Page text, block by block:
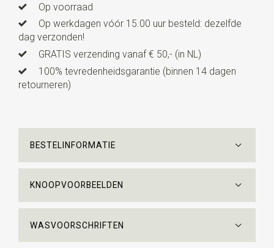
Op voorraad
Op werkdagen vóór 15.00 uur besteld: dezelfde
dag verzonden!
GRATIS verzending vanaf € 50,- (in NL)
100% tevredenheidsgarantie (binnen 14 dagen
retourneren)
BESTELINFORMATIE
KNOOPVOORBEELDEN
WASVOORSCHRIFTEN